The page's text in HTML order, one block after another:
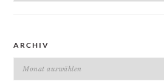
ARCHIV
Archiv